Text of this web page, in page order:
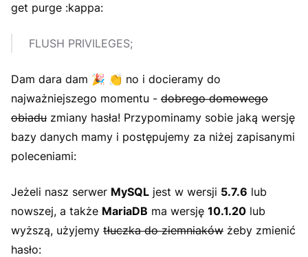
get purge :kappa:
FLUSH PRIVILEGES;
Dam dara dam 🎉 👏 no i docieramy do
najważniejszego momentu - dobrego domowego
obiadu zmiany hasła! Przypominamy sobie jaką wersję
bazy danych mamy i postępujemy za niżej zapisanymi
poleceniami:
Jeżeli nasz serwer MySQL jest w wersji 5.7.6 lub
nowszej, a także MariaDB ma wersję 10.1.20 lub
wyższą, użyjemy tłuczka do ziemniaków żeby zmienić
hasło: